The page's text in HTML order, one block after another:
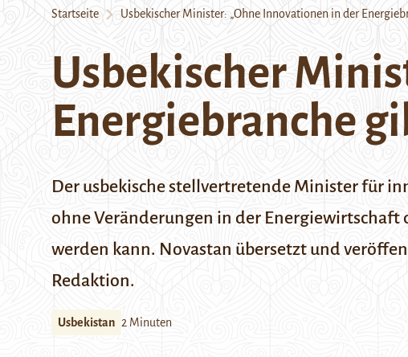
Startseite Usbekischer Minister: „Ohne Innovationen in der
Usbekischer
Energiebranche
Der usbekische stellvertretende Minister für
ohne Veränderungen in der
werden kann. Novastan übersetzt und
Redaktion.
Usbekistan 2 Minuten